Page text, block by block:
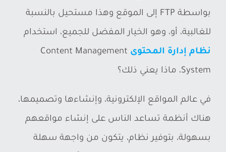
ر
بواسطة FTP إلى الموقع وهذا مستحيل بالنسبة
للغالبية، أو، وهو الخيار المفضل للجميع، استخدام
نظام إدارة المحتوى Content Management
System، ماذا يعني ذلك؟
في عالم المواقع الإلكترونية، وإنشاءها وتصميمها،
هناك أنظمة تساعد الناس على إنشاء مواقعهم
بسهولة، بتوفير نظام، يتكون من واجهة سهلة